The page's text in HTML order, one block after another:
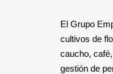
El Grupo
cultivos de
caucho,
gestión de